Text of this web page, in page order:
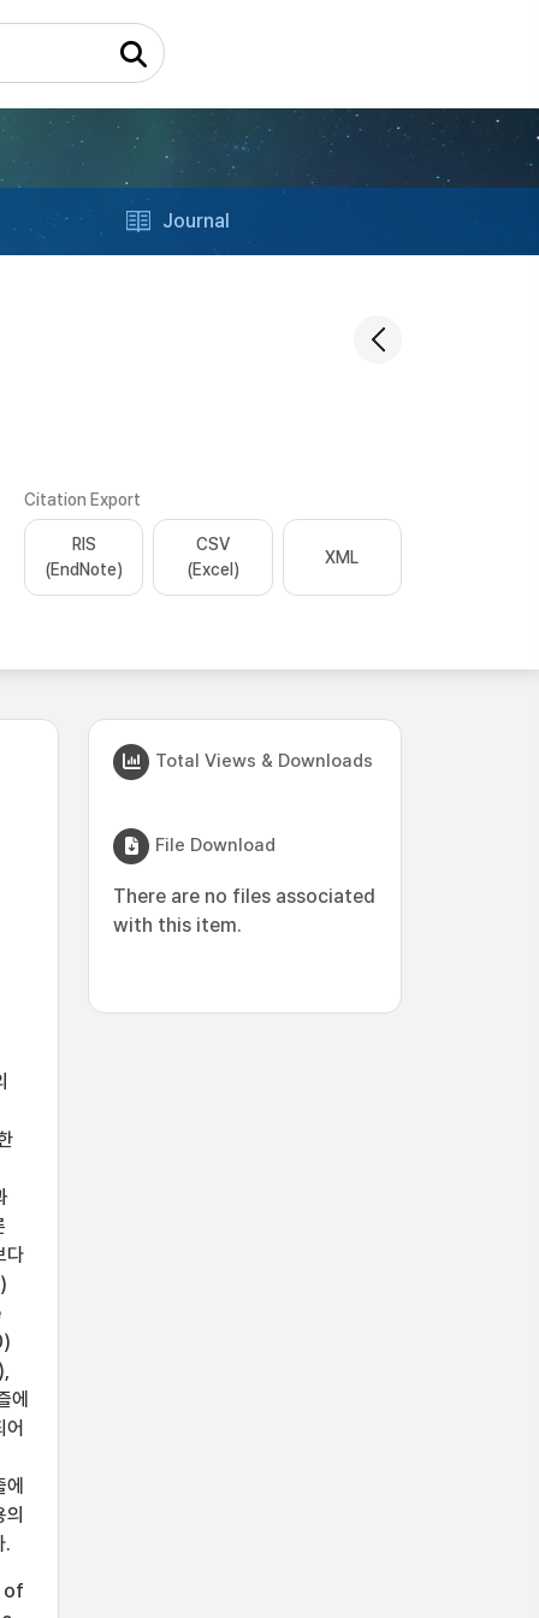
Journal
Citation Export
RIS
(EndNote)
CSV
(Excel)
XML
다
에
.
of
Total Views & Downloads
File Download
There are no files associated
with this item.